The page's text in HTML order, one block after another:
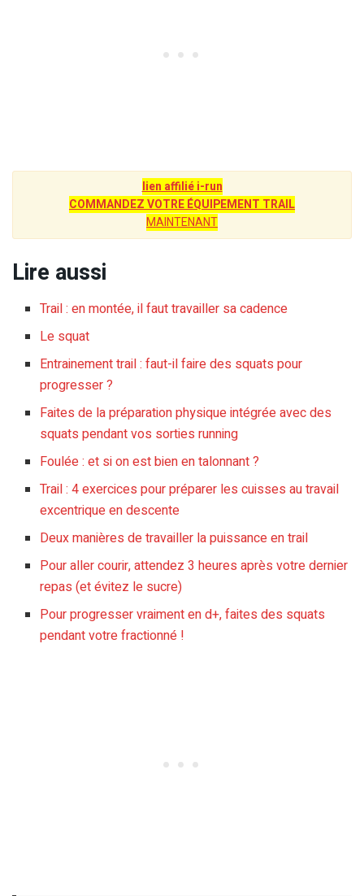
lien affilié i-run
COMMANDEZ VOTRE ÉQUIPEMENT TRAIL
MAINTENANT
Lire aussi
Trail : en montée, il faut travailler sa cadence
Le squat
Entrainement trail : faut-il faire des squats pour
progresser ?
Faites de la préparation physique intégrée avec des
squats pendant vos sorties running
Foulée : et si on est bien en talonnant ?
Trail : 4 exercices pour préparer les cuisses au travail
excentrique en descente
Deux manières de travailler la puissance en trail
Pour aller courir, attendez 3 heures après votre dernier
repas (et évitez le sucre)
Pour progresser vraiment en d+, faites des squats
pendant votre fractionné !